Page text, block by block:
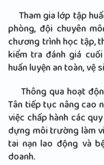
Tham gia lớp tập
phòng, đội chuyên
chương trình học tập,
kiểm tra đánh giá
huấn luyện an toàn, vệ
Thông qua hoạt
Tân tiếp tục nâng cao
việc chấp hành các
dựng môi trường làm
tai nạn lao động và
doanh.